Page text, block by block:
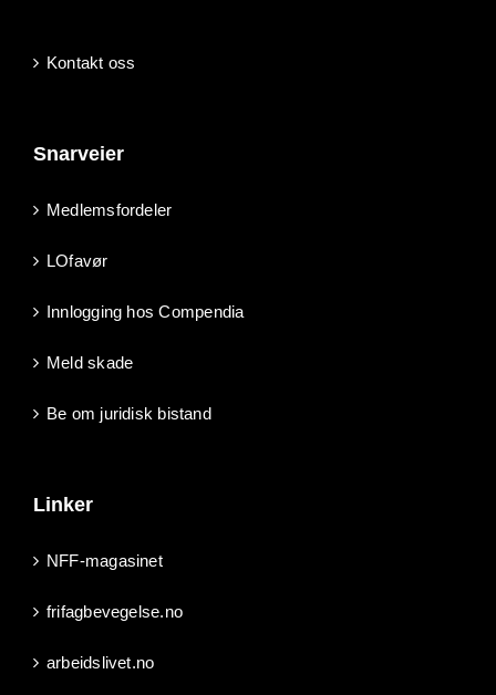
Kontakt oss
Snarveier
Medlemsfordeler
LOfavør
Innlogging hos Compendia
Meld skade
Be om juridisk bistand
Linker
NFF-magasinet
frifagbevegelse.no
arbeidslivet.no